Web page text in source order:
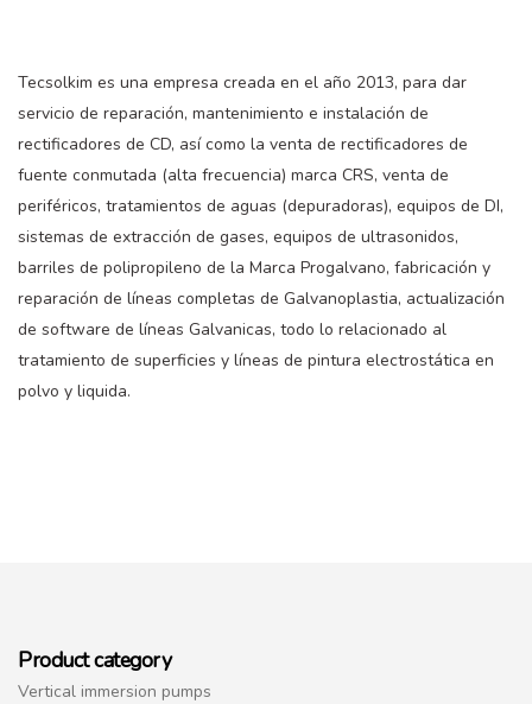
Tecsolkim es una empresa creada en el año 2013, para dar
servicio de reparación, mantenimiento e instalación de
rectificadores de CD, así como la venta de rectificadores de
fuente conmutada (alta frecuencia) marca CRS, venta de
periféricos, tratamientos de aguas (depuradoras), equipos de DI,
sistemas de extracción de gases, equipos de ultrasonidos,
barriles de polipropileno de la Marca Progalvano, fabricación y
reparación de líneas completas de Galvanoplastia, actualización
de software de líneas Galvanicas, todo lo relacionado al
tratamiento de superficies y líneas de pintura electrostática en
polvo y liquida.
Product category
Vertical immersion pumps